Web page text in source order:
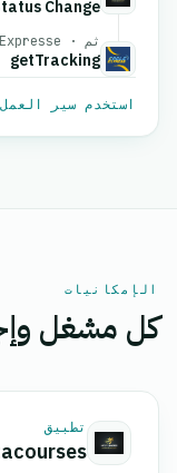
Change
ثم · Eagle Expresse
getTracking
استخدم سير
الإمكانيات
كل مشغل
تطبيق